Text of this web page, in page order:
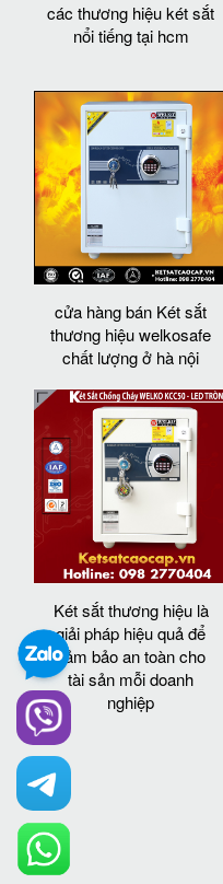
các thương hiệu két sắt
nổi tiếng tại hcm
cửa hàng bán Két sắt
thương hiệu welkosafe
chất lượng ở hà nội
Két sắt thương hiệu là
giải pháp hiệu quả để
đảm bảo an toàn cho
tài sản mỗi doanh
nghiệp